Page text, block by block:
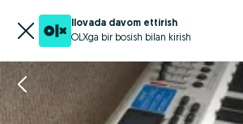
Ilovada davom ettirish
OLXga bir bosish bilan kirish